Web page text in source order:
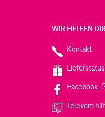
WIR HELFEN
Kontakt
Facebook
Telekom